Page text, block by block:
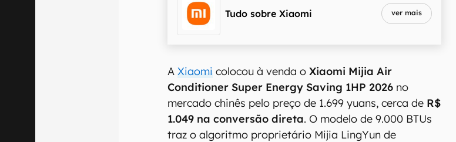
Tudo sobre Xiaomi ver mais
AXiaomi colocou à venda oXiaomi Mijia Air
Conditioner Super Energy Saving 1HP 2026 no
mercado chinês pelo preço de 1.699 yuans, cerca de R$
1.049 na conversão direta. O modelo de 9.000 BTUs
traz o algoritmo proprietário Mijia LingYun de